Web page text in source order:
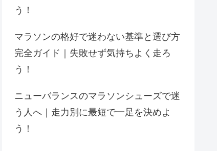
う！
マラソンの格好で迷わない基準と選び方
完全ガイド｜失敗せず気持ちよく走ろ
う！
ニューバランスのマラソンシューズで迷
う人へ｜走力別に最短で一足を決めよ
う！